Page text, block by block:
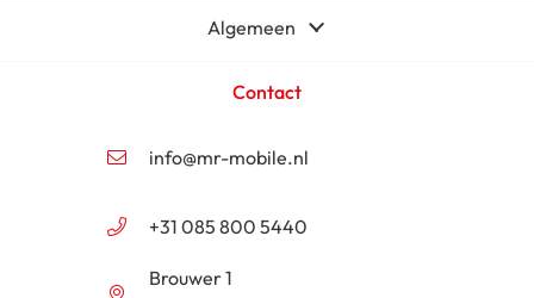
Algemeen
Contact
info@mr-mobile.nl
+31 085 800 5440
Brouwer 1